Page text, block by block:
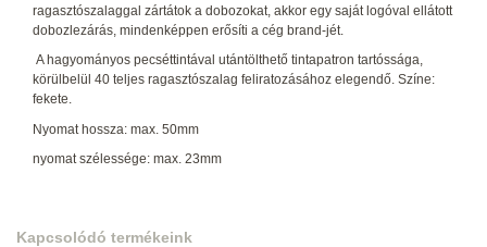
ragasztószalaggal zártátok a dobozokat, akkor egy saját logóval ellátott
dobozlezárás, mindenképpen erősíti a cég brand-jét.
A hagyományos pecséttintával utántölthető tintapatron tartóssága,
körülbelül 40 teljes ragasztószalag feliratozásához elegendő. Színe:
fekete.
Nyomat hossza: max. 50mm
nyomat szélessége: max. 23mm
Kapcsolódó termékeink